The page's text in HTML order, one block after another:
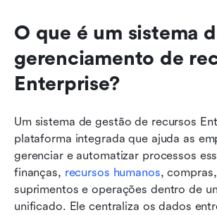
O que é um sistema
gerenciamento de
Enterprise?
Um sistema de gestão de recursos
plataforma integrada que ajuda as
gerenciar e automatizar processos
finanças, recursos humanos,
suprimentos e operações dentro de
unificado. Ele centraliza os dados